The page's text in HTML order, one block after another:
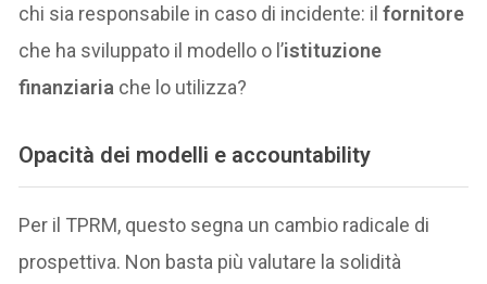
chi sia responsabile in caso di incidente: ilfornitore
che ha sviluppato il modello o l’istituzione
finanziaria che lo utilizza?
Opacità dei modelli e accountability
Per il TPRM, questo segna un cambio radicale di
prospettiva. Non basta più valutare la solidità